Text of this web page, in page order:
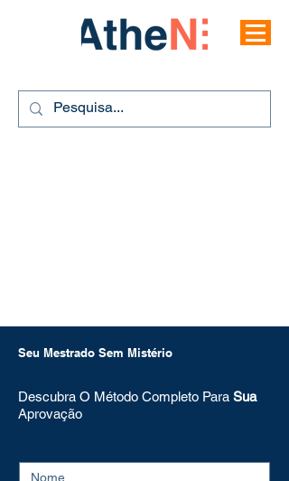
Seu Mestrado Sem Mistério
Descubra O Método Completo Para Sua
Aprovação